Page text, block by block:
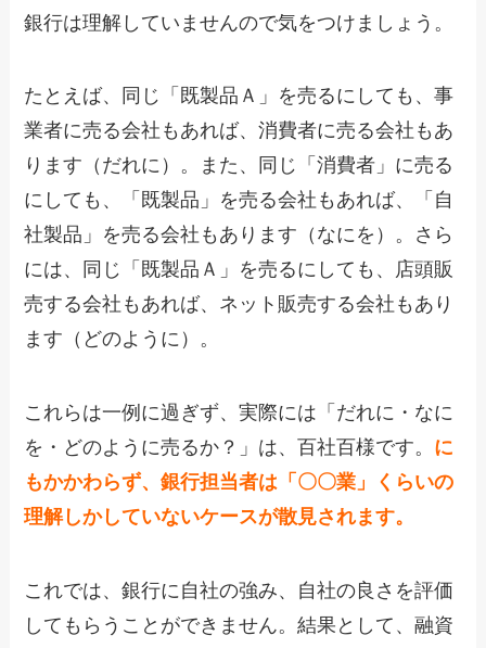
銀行は理解していませんので気をつけましょう。
たとえば、同じ「既製品Ａ」を売るにしても、事
業者に売る会社もあれば、消費者に売る会社もあ
ります（だれに）。また、同じ「消費者」に売る
にしても、「既製品」を売る会社もあれば、「自
社製品」を売る会社もあります（なにを）。さら
には、同じ「既製品Ａ」を売るにしても、店頭販
売する会社もあれば、ネット販売する会社もあり
ます（どのように）。
これらは一例に過ぎず、実際には「だれに・なに
を・どのように売るか？」は、百社百様です。 に
もかかわらず、銀行担当者は「〇〇業」くらいの
理解しかしていないケースが散見されます。
これでは、銀行に自社の強み、自社の良さを評価
してもらうことができません。結果として、融資